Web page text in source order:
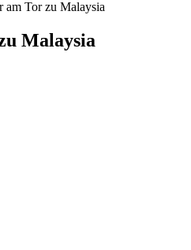
am Tor zu Malaysia
Malaysia